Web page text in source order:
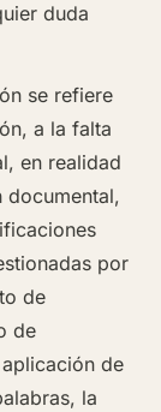
duda
se refiere
a la falta
en realidad
documental,
por
de
de
de
la